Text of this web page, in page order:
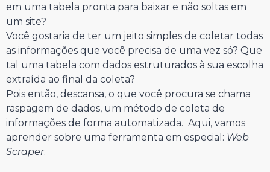
em uma tabela pronta para baixar e não soltas em
um site?
Você gostaria de ter um jeito simples de coletar todas
as informações que você precisa de uma vez só? Que
tal uma tabela com dados estruturados à sua escolha
extraída ao final da coleta?
Pois então, descansa, o que você procura se chama
raspagem de dados, um método de coleta de
informações de forma automatizada. Aqui, vamos
aprender sobre uma ferramenta em especial: Web
Scraper.